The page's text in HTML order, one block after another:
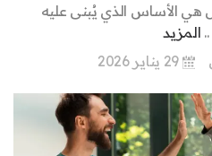
هي الأساس الذي يُبنى عليه
المزيد
29 يناير 2026